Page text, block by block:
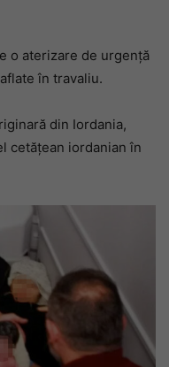
o aterizare de urgență
în travaliu.
din Iordania,
cetățean iordanian în